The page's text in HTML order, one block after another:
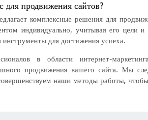
продвижения сайтов?
комплексные решения для
индивидуально, учитывая его цели и
инструменты для достижения успеха.
в области интернет-
продвижения вашего сайта. Мы
наши методы работы,